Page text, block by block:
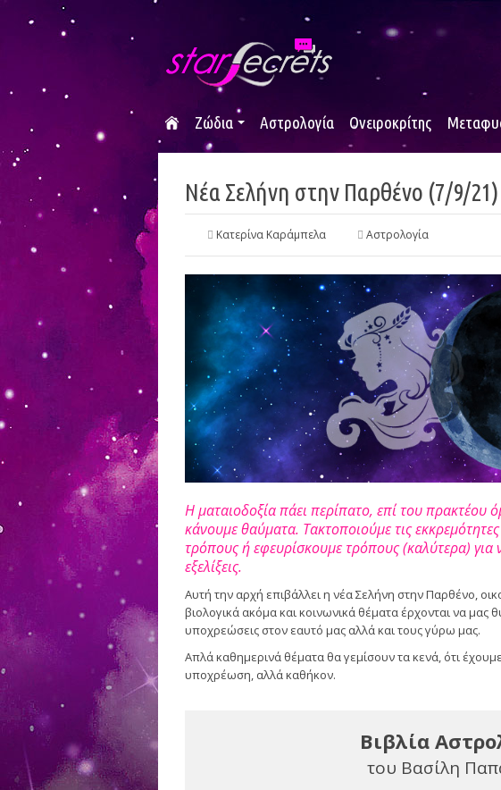
Ζώδια Αστρολογία Ονειροκρίτης
Νέα Σελήνη στην Παρθένο (7/9/21)
Κατερίνα Καράμπελα Αστρολογία
Η ματαιοδοξία πάει περίπατο, επί του πρακτέου
κάνουμε θαύματα. Τακτοποιούμε τις
τρόπους ή εφευρίσκουμε τρόπους (καλύτερα) για
εξελίξεις.
Αυτή την αρχή επιβάλλει η νέα Σελήνη στην Παρθένο,
βιολογικά ακόμα και κοινωνικά θέματα έρχονται να μας
υποχρεώσεις στον εαυτό μας αλλά και τους γύρω μας.
Απλά καθημερινά θέματα θα γεμίσουν τα κενά, ότι
υποχρέωση, αλλά καθήκον.
Βιβλία
του Βασίλη